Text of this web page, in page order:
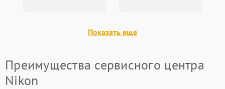
Показать еще
Преимущества сервисного центра
Nikon